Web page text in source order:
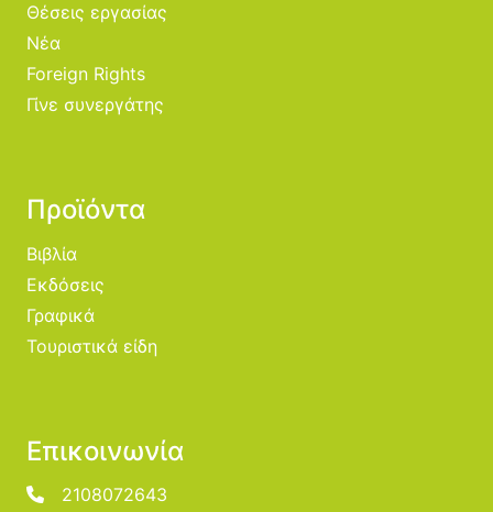
Θέσεις εργασίας
Νέα
Foreign Rights
Γίνε συνεργάτης
Προϊόντα
Βιβλία
Εκδόσεις
Γραφικά
Τουριστικά είδη
Επικοινωνία
2108072643